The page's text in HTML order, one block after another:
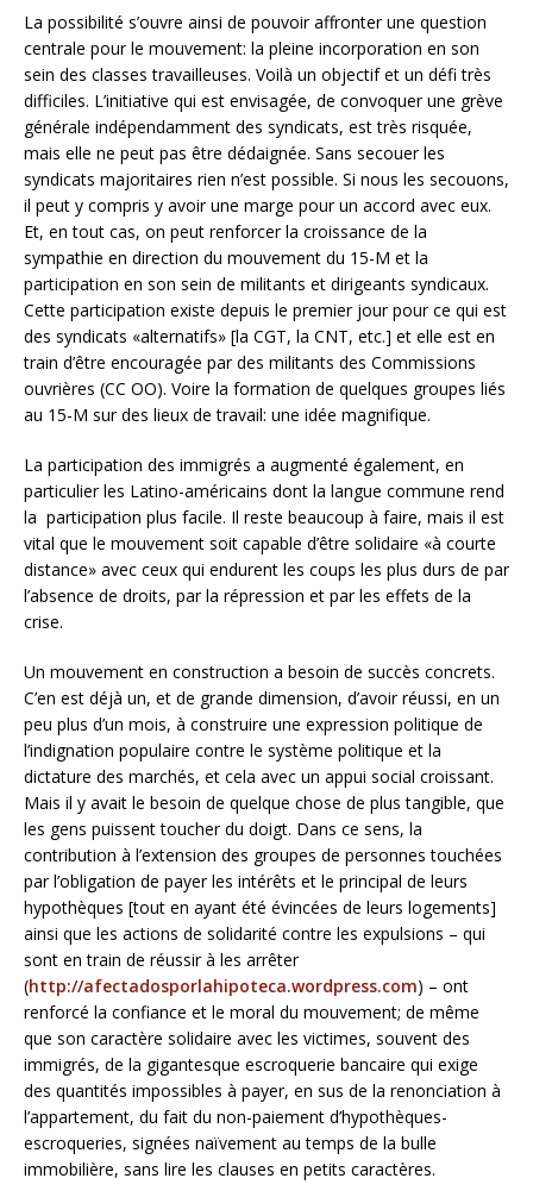
La possibilité s’ouvre ainsi de pouvoir affronter une question
centrale pour le mouvement: la pleine incorporation en son
sein des classes travailleuses. Voilà un objectif et un défi très
difficiles. L’initiative qui est envisagée, de convoquer une grève
générale indépendamment des syndicats, est très risquée,
mais elle ne peut pas être dédaignée. Sans secouer les
syndicats majoritaires rien n’est possible. Si nous les secouons,
il peut y compris y avoir une marge pour un accord avec eux.
Et, en tout cas, on peut renforcer la croissance de la
sympathie en direction du mouvement du 15-M et la
participation en son sein de militants et dirigeants syndicaux.
Cette participation existe depuis le premier jour pour ce qui est
des syndicats «alternatifs» [la CGT, la CNT, etc.] et elle est en
train d’être encouragée par des militants des Commissions
ouvrières (CC OO). Voire la formation de quelques groupes liés
au 15-M sur des lieux de travail: une idée magnifique.
La participation des immigrés a augmenté également, en
particulier les Latino-américains dont la langue commune rend
la participation plus facile. Il reste beaucoup à faire, mais il est
vital que le mouvement soit capable d’être solidaire «à courte
distance» avec ceux qui endurent les coups les plus durs de par
l’absence de droits, par la répression et par les effets de la
crise.
Un mouvement en construction a besoin de succès concrets.
C’en est déjà un, et de grande dimension, d’avoir réussi, en un
peu plus d’un mois, à construire une expression politique de
l’indignation populaire contre le système politique et la
dictature des marchés, et cela avec un appui social croissant.
Mais il y avait le besoin de quelque chose de plus tangible, que
les gens puissent toucher du doigt. Dans ce sens, la
contribution à l’extension des groupes de personnes touchées
par l’obligation de payer les intérêts et le principal de leurs
hypothèques [tout en ayant été évincées de leurs logements]
ainsi que les actions de solidarité contre les expulsions – qui
sont en train de réussir à les arrêter
(http://afectadosporlahipoteca.wordpress.com) – ont
renforcé la confiance et le moral du mouvement; de même
que son caractère solidaire avec les victimes, souvent des
immigrés, de la gigantesque escroquerie bancaire qui exige
des quantités impossibles à payer, en sus de la renonciation à
l’appartement, du fait du non-paiement d’hypothèques-
escroqueries, signées naïvement au temps de la bulle
immobilière, sans lire les clauses en petits caractères.